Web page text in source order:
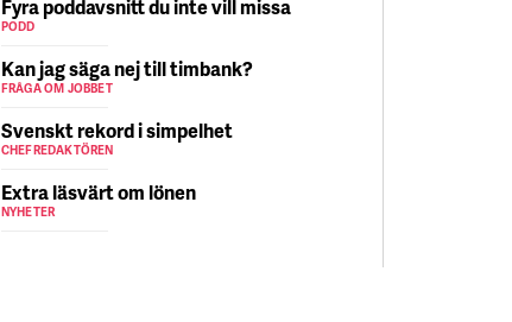
Fyra poddavsnitt du inte vill missa
PODD
Kan jag säga nej till timbank?
FRÅGA OM JOBBET
Svenskt rekord i simpelhet
CHEFREDAKTÖREN
Extra läsvärt om lönen
NYHETER